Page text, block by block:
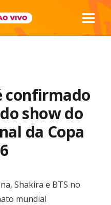
confirmado
show do
da Copa
Shakira e BTS no
mundial